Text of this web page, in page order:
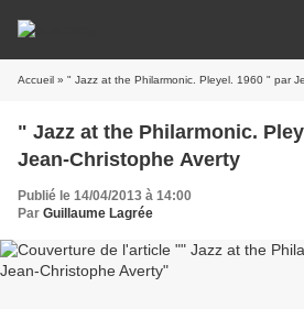
Accueil » " Jazz at the Philarmonic. Pleyel. 1960 " par
" Jazz at the Philarmonic.
Jean-Christophe Averty
Publié le 14/04/2013 à 14:00
Par Guillaume Lagrée